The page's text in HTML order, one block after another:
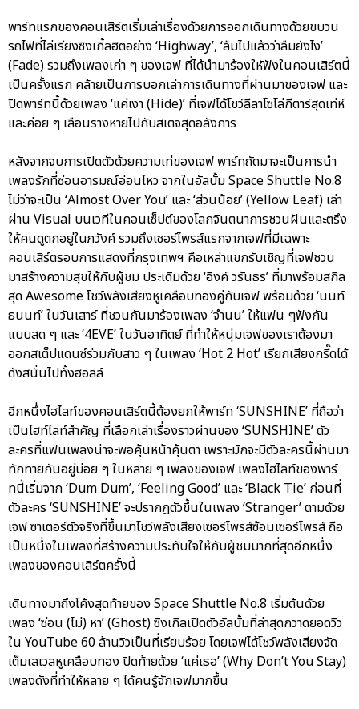
พาร์ทแรกของคอนเสิร์ตเริ่มเล่าเรื่องด้วยการออกเดินทางด้วยขบวน
รถไฟที่ไล่เรียงซิงเกิ้ลฮิตอย่าง ‘Highway’, ‘ลืมไปแล้วว่าลืมยังไง’
(Fade) รวมถึงเพลงเก่า ๆ ของเจฟ ที่ได้นำมาร้องใหัฟังในคอนเสิร์ตนี้
เป็นครั้งแรก คล้ายเป็นการบอกเล่าการเดินทางที่ผ่านมาของเจฟ และ
ปิดพาร์ทนี้ด้วยเพลง ‘แค่เงา (Hide)’ ที่เจฟได้โชว์ลีลาโซโล่กีตาร์สุดเท่ห์
และค่อย ๆ เลือนรางหายไปกับสเตจสุดอลังการ
หลังจากจบการเปิดตัวด้วยความเท่ของเจฟ พาร์ทถัดมาจะเป็นการนำ
เพลงรักที่ซ่อนอารมณ์อ่อนไหว จากในอัลบั้ม Space Shuttle No.8
ไม่ว่าจะเป็น ‘Almost Over You’ และ ‘ส่วนน้อย’ (Yellow Leaf) เล่า
ผ่าน Visual บนเวทีในคอนเซ็ปต์ของโลกจินตนาการชวนฝันและตรึง
ให้คนดูตกอยู่ในภวังค์ รวมถึงเซอร์ไพรส์แรกจากเจฟที่มีเฉพาะ
คอนเสิร์ตรอบการแสดงที่กรุงเทพฯ คือเหล่าแขกรับเชิญที่เจฟชวน
มาสร้างความสุขให้กับผู้ชม ประเดิมด้วย ‘อิงค์ วรันธร’ ที่มาพร้อมสกิล
สุด Awesome โชว์พลังเสียงหูเคลือบทองคู่กับเจฟ พร้อมด้วย ‘นนท์
ธนนท์’ ในวันเสาร์ ที่ชวนกันมาร้องเพลง ‘จำนน’ ให้แฟน ๆฟังกัน
แบบสด ๆ และ ‘4EVE’ ในวันอาทิตย์ ที่ทำให้หนุ่มเจฟของเราต้องมา
ออกสเต็ปแดนซ์ร่วมกับสาว ๆ ในเพลง ‘Hot 2 Hot’ เรียกเสียงกรี๊ดได้
ดังสนั่นไปทั้งฮอลล์
อีกหนึ่งไฮไลท์ของคอนเสิร์ตนี้ต้องยกให้พาร์ท ‘SUNSHINE’ ที่ถือว่า
เป็นไฮท์ไลท์สำคัญ ที่เลือกเล่าเรื่องราวผ่านของ ‘SUNSHINE’ ตัว
ละครที่แฟนเพลงน่าจะพอคุ้นหน้าคุ้นตา เพราะมักจะมีตัวละครนี้ผ่านมา
ทักทายกันอยู่บ่อย ๆ ในหลาย ๆ เพลงของเจฟ เพลงไฮไลท์ของพาร์
ทนี้เริ่มจาก ‘Dum Dum’, ‘Feeling Good’ และ ‘Black Tie’ ก่อนที่
ตัวละคร ‘SUNSHINE’ จะปรากฏตัวขึ้นในเพลง ‘Stranger’ ตามด้วย
เจฟ ซาเตอร์ตัวจริงที่ขึ้นมาโชว์พลังเสียงเซอร์ไพรส์ซ้อนเซอร์ไพรส์ ถือ
เป็นหนึ่งในเพลงที่สร้างความประทับใจให้กับผู้ชมมากที่สุดอีกหนึ่ง
เพลงของคอนเสิร์ตครั้งนี้
เดินทางมาถึงโค้งสุดท้ายของ Space Shuttle No.8 เริ่มต้นด้วย
เพลง ‘ซ่อน (ไม่) หา’ (Ghost) ซิงเกิลเปิดตัวอัลบั้มที่ล่าสุดกวาดยอดวิว
ใน YouTube 60 ล้านวิวเป็นที่เรียบร้อย โดยเจฟได้โชว์พลังเสียงจัด
เต็มเลเวลหูเคลือบทอง ปิดท้ายด้วย ‘แค่เธอ’ (Why Don’t You Stay)
เพลงดังที่ทำให้หลาย ๆ ได้คนรู้จักเจฟมากขึ้น